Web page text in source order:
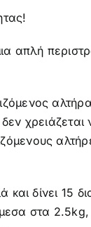
απλή
χρειάζεται
δίνει 15
στα